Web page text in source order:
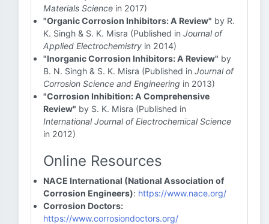
Materials Science in 2017)
"Organic Corrosion Inhibitors: A Review" by R.
K. Singh & S. K. Misra (Published in Journal of
Applied Electrochemistry in 2014)
"Inorganic Corrosion Inhibitors: A Review" by
B. N. Singh & S. K. Misra (Published in Journal of
Corrosion Science and Engineering in 2013)
"Corrosion Inhibition: A Comprehensive
Review" by S. K. Misra (Published in
International Journal of Electrochemical Science
in 2012)
Online Resources
NACE International (National Association of
Corrosion Engineers): https://www.nace.org/
Corrosion Doctors:
https://www.corrosiondoctors.org/